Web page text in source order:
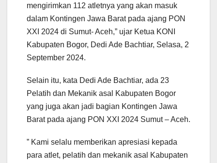
mengirimkan 112 atletnya yang akan masuk
dalam Kontingen Jawa Barat pada ajang PON
XXI 2024 di Sumut- Aceh,” ujar Ketua KONI
Kabupaten Bogor, Dedi Ade Bachtiar, Selasa, 2
September 2024.
Selain itu, kata Dedi Ade Bachtiar, ada 23
Pelatih dan Mekanik asal Kabupaten Bogor
yang juga akan jadi bagian Kontingen Jawa
Barat pada ajang PON XXI 2024 Sumut – Aceh.
” Kami selalu memberikan apresiasi kepada
para atlet, pelatih dan mekanik asal Kabupaten